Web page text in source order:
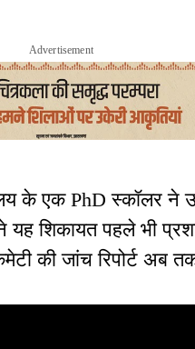
Advertisement
के एक PhD स्कॉलर
यह शिकायत पहले भी
की जांच रिपोर्ट अब